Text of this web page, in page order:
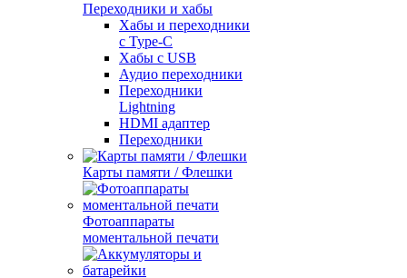
Переходники и хабы
Хабы и переходники
с Type-C
Хабы с USB
Аудио переходники
Переходники
Lightning
HDMI адаптер
Переходники
Карты памяти / Флешки
Фотоаппараты
моментальной печати